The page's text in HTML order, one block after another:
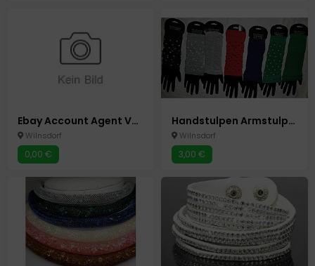
Ebay Account Agent Verwaltung Erstellen Homeoffice
Wilnsdorf
0,00 €
Handstulpen Armstulpen Pulswärmer Handschuhe ohne Finger 7 Farben
Wilnsdorf
3,00 €